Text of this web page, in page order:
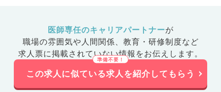
医師専任のキャリアパートナーが
職場の雰囲気や人間関係、 教育・研修制度など
求人票に掲載されていない情報をお伝えします。
この求人に似ている求人を紹介してもらう